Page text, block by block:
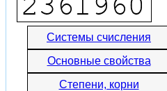
Системы счисления
Основные свойства
Степени, корни